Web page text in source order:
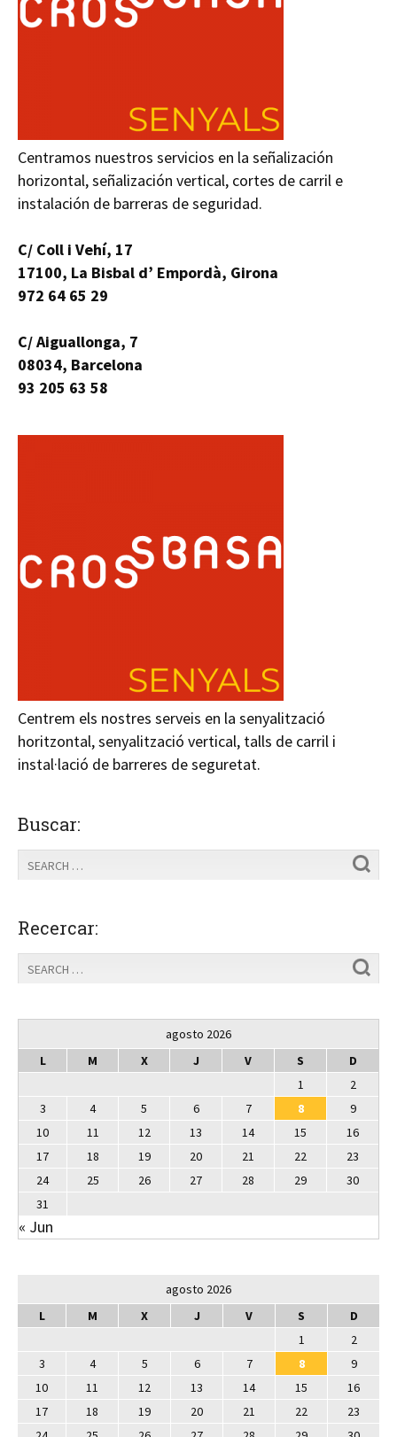
Centramos nuestros servicios en la señalización
horizontal, señalización vertical, cortes de carril e
instalación de barreras de seguridad.
C/ Coll i Vehí, 17
17100, La Bisbal d’ Empordà, Girona
972 64 65 29
C/ Aiguallonga, 7
08034, Barcelona
93 205 63 58
Centrem els nostres serveis en la senyalització
horitzontal, senyalització vertical, talls de carril i
instal·lació de barreres de seguretat.
Buscar:
Recercar:
agosto 2026
L
M X J V S
D
1
2
3
4 5 6 7 8
9
10
11 12 13 14 15
16
17
18 19 20 21 22
23
24
25 26 27 28 29
30
31
« Jun
agosto 2026
L
M X J V S
D
1
2
3
4 5 6 7 8
9
10
11 12 13 14 15
16
17
18 19 20 21 22
23